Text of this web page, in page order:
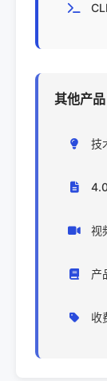
其他产品
技
视
产
收